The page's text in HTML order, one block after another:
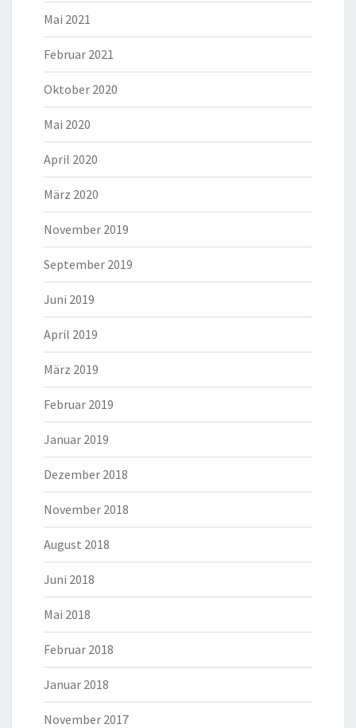
Mai 2021
Februar 2021
Oktober 2020
Mai 2020
April 2020
März 2020
November 2019
September 2019
Juni 2019
April 2019
März 2019
Februar 2019
Januar 2019
Dezember 2018
November 2018
August 2018
Juni 2018
Mai 2018
Februar 2018
Januar 2018
November 2017